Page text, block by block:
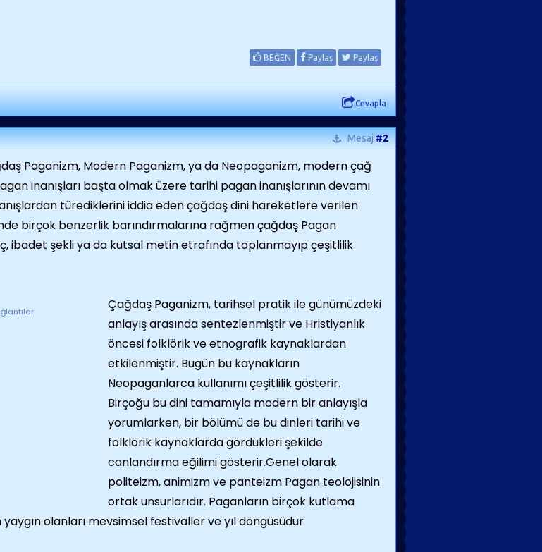
BEĞEN Paylaş Paylaş
Cevapla
Mesaj#2
Paganizm, Modern Paganizm, ya da Neopaganizm, modern çağ
inanışları başta olmak üzere tarihi pagan inanışlarının devamı
türediklerini iddia eden çağdaş dini hareketlere verilen
birçok benzerlik barındırmalarına rağmen çağdaş Pagan
ibadet şekli ya da kutsal metin etrafında toplanmayıp çeşitlilik
Çağdaş Paganizm, tarihsel pratik ile günümüzdeki
anlayış arasında sentezlenmiştir ve Hristiyanlık
öncesi folklörik ve etnografik kaynaklardan
etkilenmiştir. Bugün bu kaynakların
Neopaganlarca kullanımı çeşitlilik gösterir.
Birçoğu bu dini tamamıyla modern bir anlayışla
yorumlarken, bir bölümü de bu dinleri tarihi ve
folklörik kaynaklarda gördükleri şekilde
canlandırma eğilimi gösterir.Genel olarak
politeizm, animizm ve panteizm Pagan teolojisinin
ortak unsurlarıdır. Paganların birçok kutlama
olanları mevsimsel festivaller ve yıl döngüsüdür